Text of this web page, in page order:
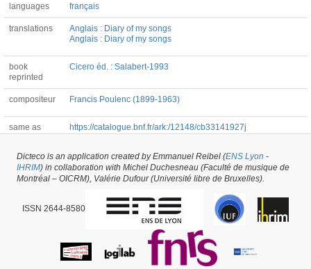
languages français
translations
Anglais : Diary of my songs
Anglais : Diary of my songs
book
reprinted
Cicero éd. : Salabert-1993
compositeur Francis Poulenc (1899-1963)
same as https://catalogue.bnf.fr/ark:/12148/cb33141927j
Book #56245 -latest update on 01/03/2022,created on 01/03/2022 by
de Montpellier
Dicteco is an application created by Emmanuel Reibel (ENS Lyon -
IHRIM) in collaboration with Michel Duchesneau (Faculté de musique de
Montréal – OICRM), Valérie Dufour (Université libre de Bruxelles).
ISSN 2644-8580